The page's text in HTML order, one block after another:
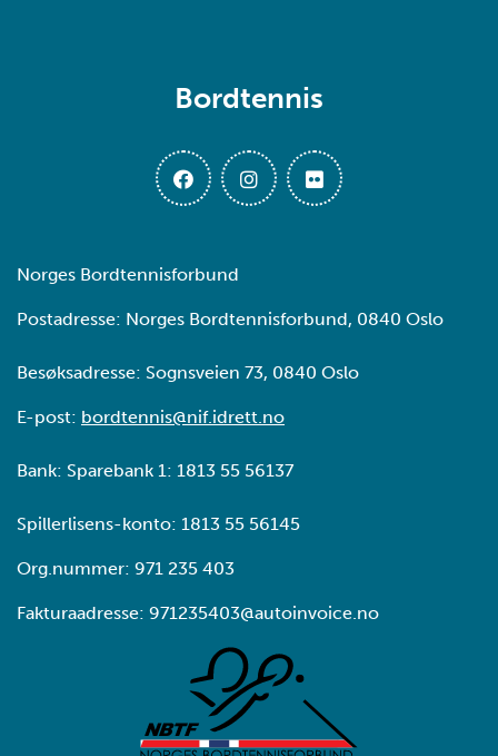
Bordtennis
Norges Bordtennisforbund
Postadresse: Norges Bordtennisforbund, 0840 Oslo
Besøksadresse: Sognsveien 73, 0840 Oslo
E-post: bordtennis@nif.idrett.no
Bank: Sparebank 1: 1813 55 56137
Spillerlisens-konto: 1813 55 56145
Org.nummer: 971 235 403
Fakturaadresse: 971235403@autoinvoice.no